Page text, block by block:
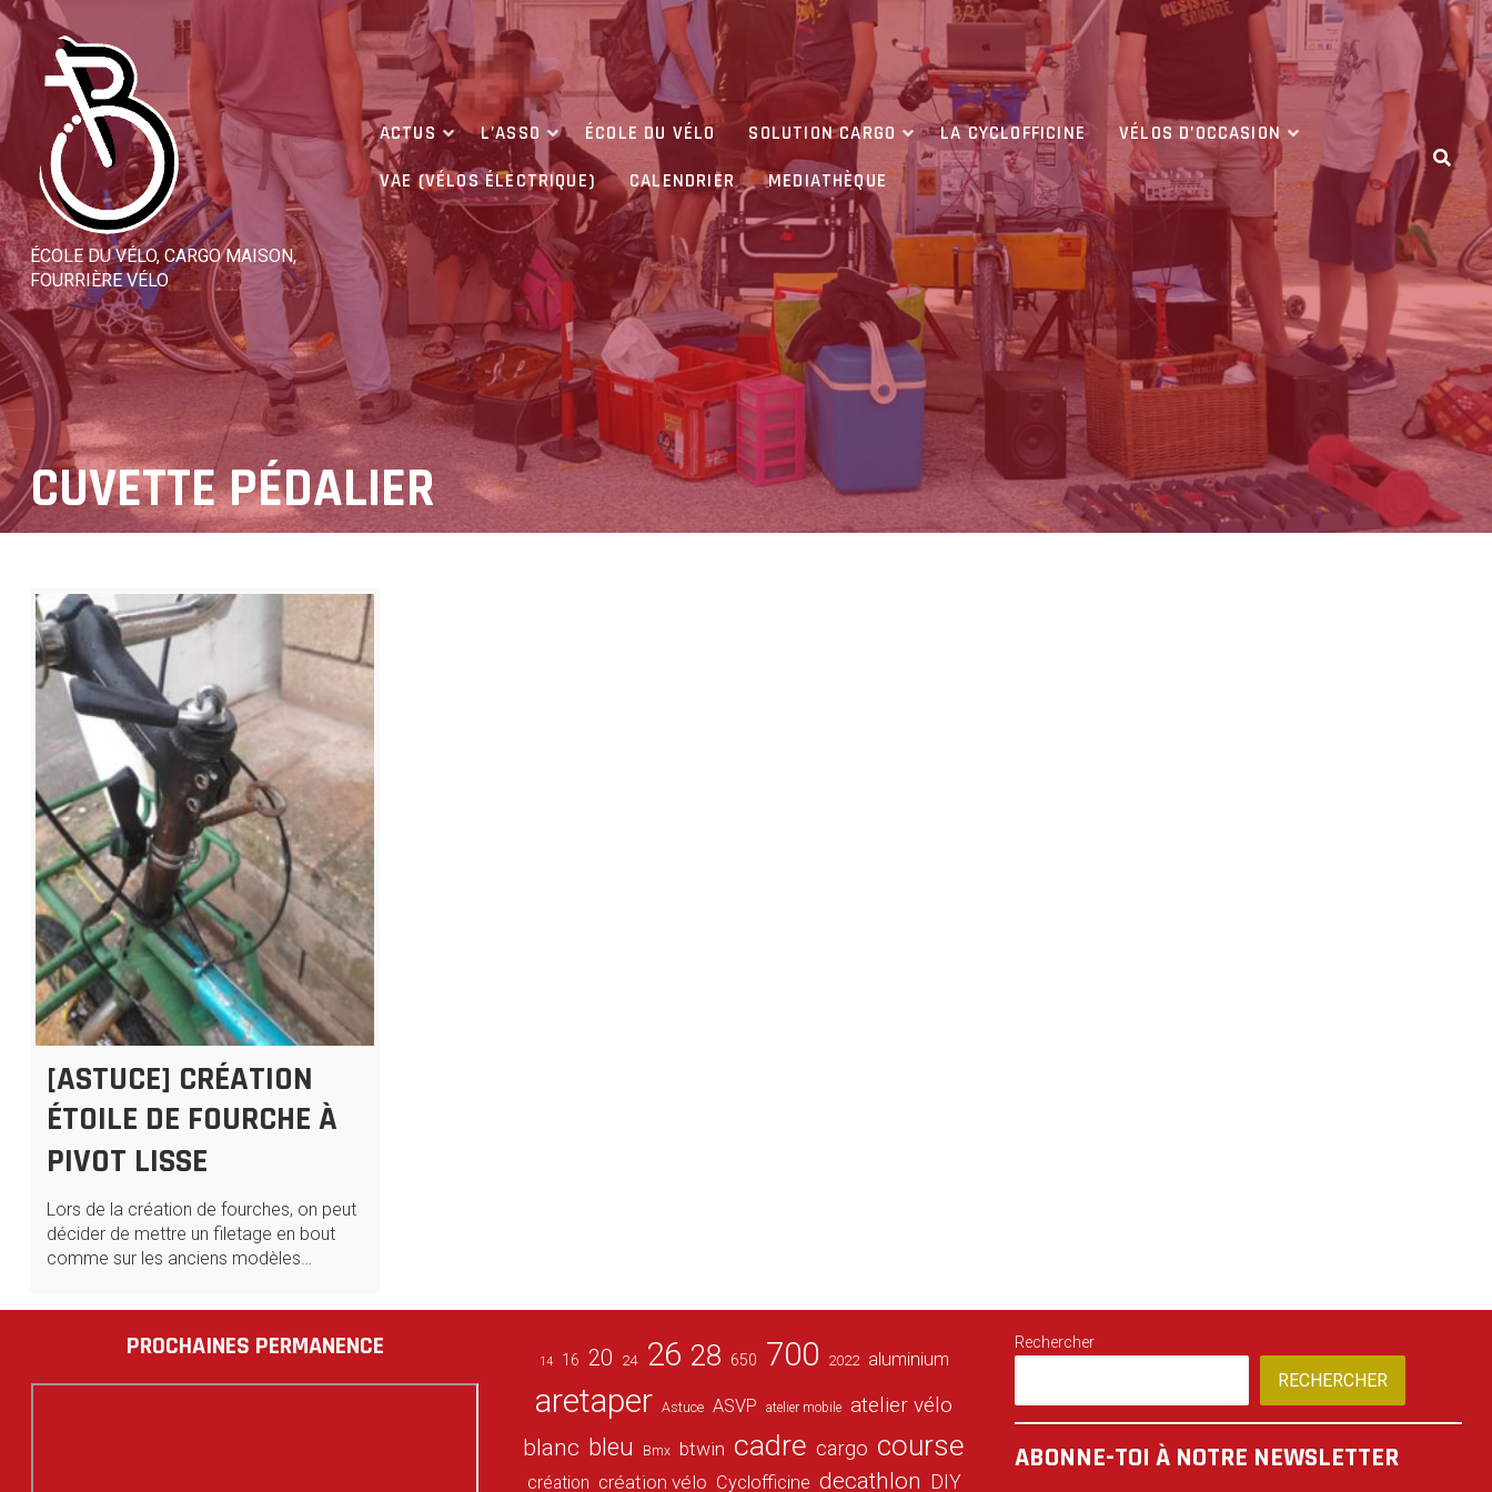
Skip
content
ÉCOLE DU VÉLO, CARGO MAISON,
FOURRIÈRE VÉLO
ACTUS L’ASSO ÉCOLE DU VÉLO SOLUTION CARGO LA CYCLOFFICINE
VÉLOS D’OCCASION
VAE (VÉLOS ÉLECTRIQUE)
CALENDRIER MEDIATHÈQUE
CUVETTE PÉDALIER
[ASTUCE] CRÉATION
ÉTOILE DE FOURCHE À
PIVOT LISSE
Lors de la création de fourches, on peut
décider de mettre un filetage en bout
comme sur les anciens modèles…
PROCHAINES PERMANENCE 14 16 20 24 26 28 650 700 2022 aluminium
aretaper Astuce ASVP atelier mobile atelier vélo
blanc bleu Bmx btwin cadre cargo course
création création vélo Cyclofficine decathlon DIY
Rechercher
RECHERCHER
ABONNE-TOI À NOTRE NEWSLETTER